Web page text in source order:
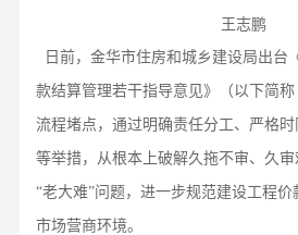
王志鹏
日前，金华市住房和城乡建设局出台
款结算管理若干指导意见》（以下简
流程堵点，通过明确责任分工、严格
等举措，从根本上破解久拖不审、久
“老大难”问题，进一步规范建设工程
市场营商环境。